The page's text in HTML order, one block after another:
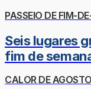
PASSEIO DE FIM-
Seis lugares
fim de
CALOR DE AGOSTO